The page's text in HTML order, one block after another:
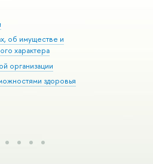
об имуществе и
характера
организации
здоровья